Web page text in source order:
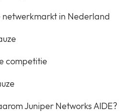
netwerkmarkt in Nederland
competitie
Juniper Networks AIDE?